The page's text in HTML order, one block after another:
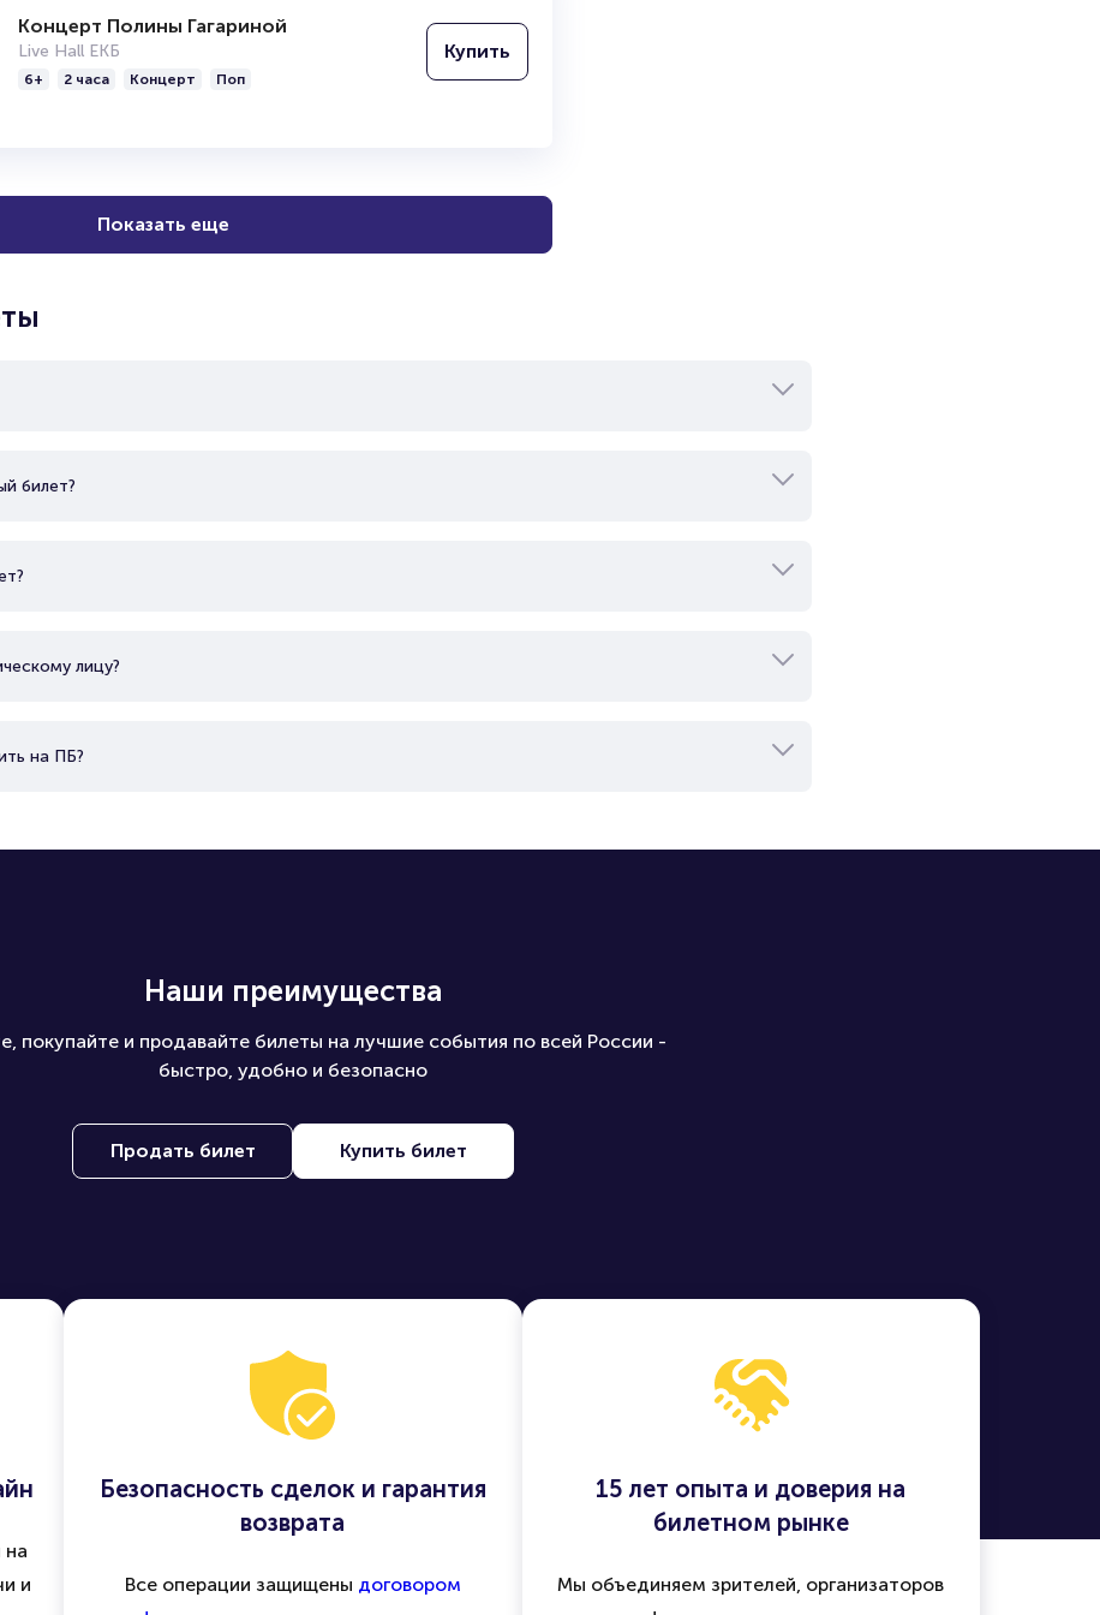
Концерт Полины Гагариной
Live Hall ЕКБ
6+ 2 часа Концерт Поп
Купить
Показать еще
билет?
лицу?
на ПБ?
Наши преимущества
покупайте и продавайте билеты на лучшие события по всей России -
быстро, удобно и безопасно
Продать билет Купить билет
на
и
Безопасность сделок и гарантия
возврата
Все операции защищены договором
15 лет опыта и доверия на
билетном рынке
Мы объединяем зрителей, организаторов